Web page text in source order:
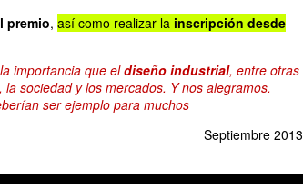
premio, así como realizar la inscripción desde
importancia que eldiseño industrial, entre otras
sociedad y los mercados. Y nos alegramos.
ser ejemplo para muchos
Septiembre 2013